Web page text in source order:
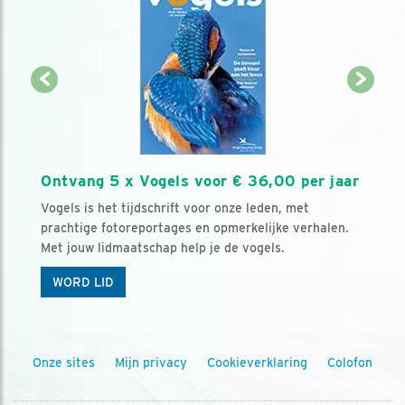
Ontvang 5 x Vogels voor € 36,00 per jaar
Vogels is het tijdschrift voor onze leden, met
prachtige fotoreportages en opmerkelijke verhalen.
Met jouw lidmaatschap help je de vogels.
WORD LID
Onze sites Mijn privacy Cookieverklaring Colofon